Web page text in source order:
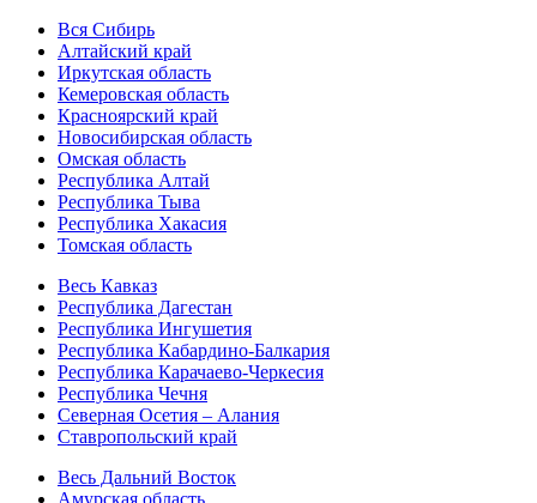
Вся Сибирь
Алтайский край
Иркутская область
Кемеровская область
Красноярский край
Новосибирская область
Омская область
Республика Алтай
Республика Тыва
Республика Хакасия
Томская область
Весь Кавказ
Республика Дагестан
Республика Ингушетия
Республика Кабардино-Балкария
Республика Карачаево-Черкесия
Республика Чечня
Северная Осетия – Алания
Ставропольский край
Весь Дальний Восток
Амурская область